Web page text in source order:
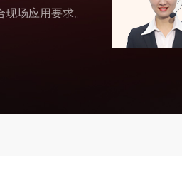
场应用要求。​